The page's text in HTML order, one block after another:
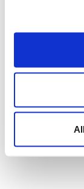
Krijg
en je
Krijg